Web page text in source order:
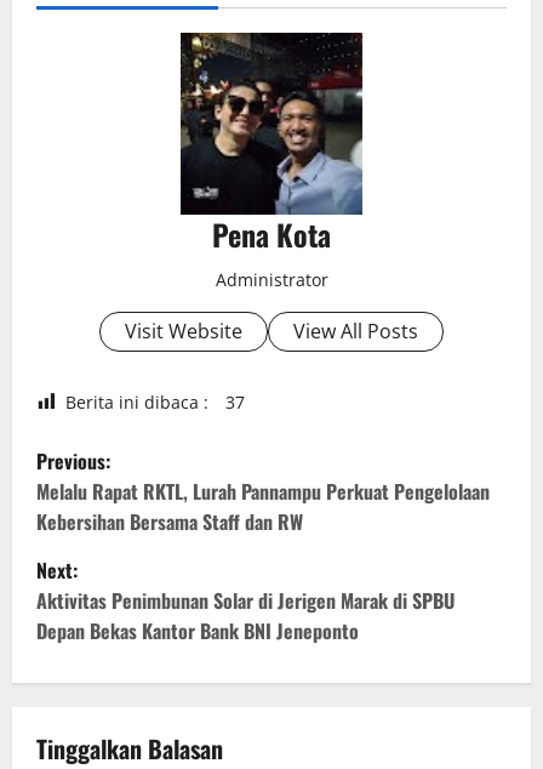
Pena Kota
Administrator
Visit Website View All Posts
Berita ini dibaca : 37
P
o
s
t
n
v
Previous:
Melalu Rapat RKTL, Lurah Pannampu Perkuat Pengelolaan
Kebersihan Bersama Staff dan RW
Next:
Aktivitas Penimbunan Solar di Jerigen Marak di SPBU
Depan Bekas Kantor Bank BNI Jeneponto
Tinggalkan Balasan